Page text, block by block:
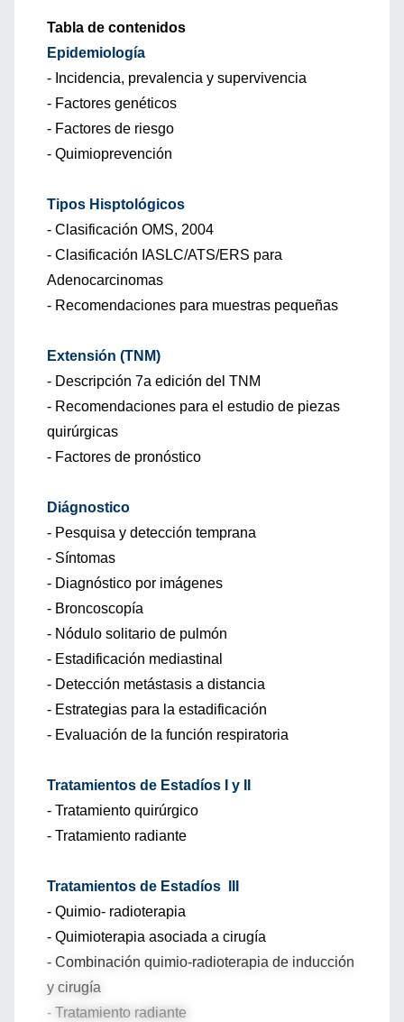
Tabla de contenidos
Epidemiología
- Incidencia, prevalencia y supervivencia
- Factores genéticos
- Factores de riesgo
- Quimioprevención
Tipos Hisptológicos
- Clasificación OMS, 2004
- Clasificación IASLC/ATS/ERS para
Adenocarcinomas
- Recomendaciones para muestras pequeñas
Extensión (TNM)
- Descripción 7a edición del TNM
- Recomendaciones para el estudio de piezas
quirúrgicas
- Factores de pronóstico
Diágnostico
- Pesquisa y detección temprana
- Síntomas
- Diagnóstico por imágenes
- Broncoscopía
- Nódulo solitario de pulmón
- Estadificación mediastinal
- Detección metástasis a distancia
- Estrategias para la estadificación
- Evaluación de la función respiratoria
Tratamientos de Estadíos I y II
- Tratamiento quirúrgico
- Tratamiento radiante
Tratamientos de Estadíos III
- Quimio- radioterapia
- Quimioterapia asociada a cirugía
- Combinación quimio-radioterapia de inducción
y cirugía
- Tratamiento radiante